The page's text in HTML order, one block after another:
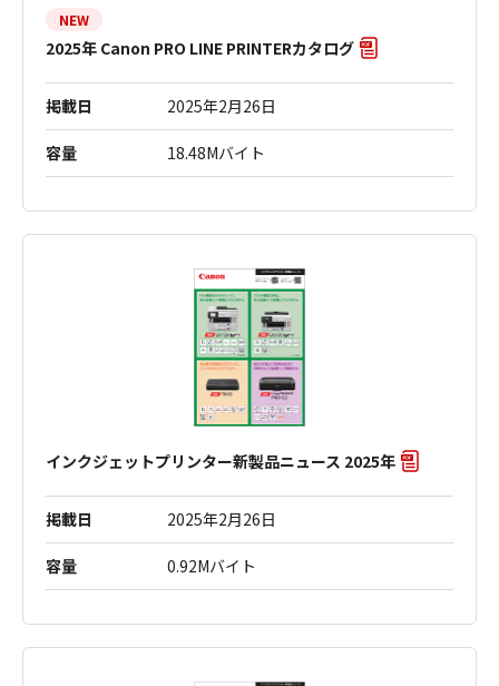
NEW
2025年 Canon PRO LINE PRINTERカタログ
掲載日 2025年2月26日
容量 18.48Mバイト
インクジェットプリンター新製品ニュース 2025年
掲載日 2025年2月26日
容量 0.92Mバイト